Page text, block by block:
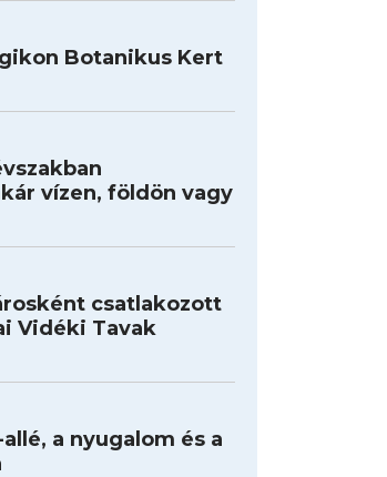
Botanikus Kert
vízen, földön vagy
csatlakozott
Vidéki Tavak
a nyugalom és a